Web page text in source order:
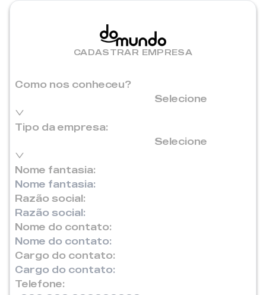
CADASTRAR EMPRESA
Como nos conheceu?
Selecione
Tipo da empresa:
Selecione
Nome fantasia:
Razão social:
Nome do contato:
Cargo do contato:
Telefone: